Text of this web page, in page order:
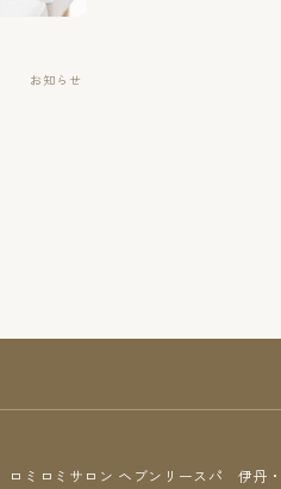
お知らせ
ロミロミサロン ヘブンリースパ 伊丹